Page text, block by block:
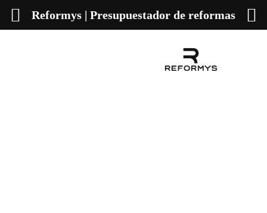
Reformys | Presupuestador de reformas